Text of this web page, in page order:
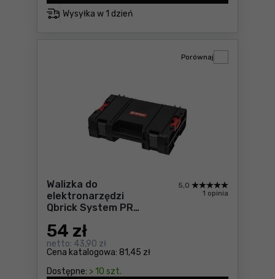
Wysyłka w 1 dzień
Walizka do
elektronarzędzi
Qbrick System PRO
5,0
1 opinia
Cena katalogowa: 81,45 zł
54 zł
netto: 43,90 zł
Dostępne: > 10 szt.
Porównaj